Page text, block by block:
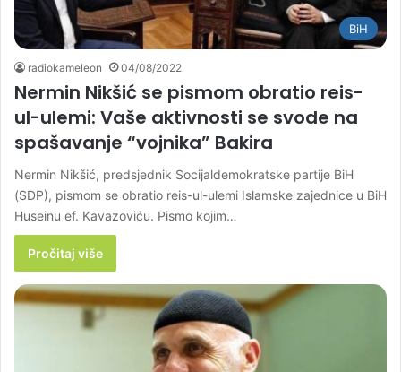
BiH
radiokameleon 04/08/2022
Nermin Nikšić se pismom obratio reis-
ul-ulemi: Vaše aktivnosti se svode na
spašavanje “vojnika” Bakira
Nermin Nikšić, predsjednik Socijaldemokratske partije BiH
(SDP), pismom se obratio reis-ul-ulemi Islamske zajednice u BiH
Huseinu ef. Kavazoviću. Pismo kojim…
Pročitaj više